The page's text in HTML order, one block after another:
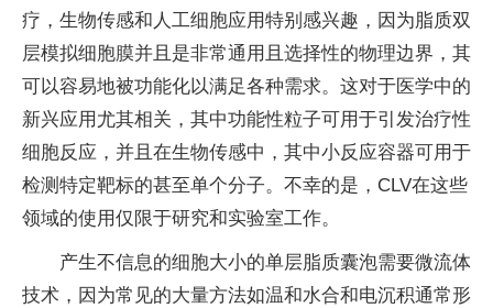
疗，生物传感和人工细胞应用特别感兴趣，因为脂质双
层模拟细胞膜并且是非常通用且选择性的物理边界，其
可以容易地被功能化以满足各种需求。这对于医学中的
新兴应用尤其相关，其中功能性粒子可用于引发治疗性
细胞反应，并且在生物传感中，其中小反应容器可用于
检测特定靶标的甚至单个分子。不幸的是，CLV在这些
领域的使用仅限于研究和实验室工作。
产生不信息的细胞大小的单层脂质囊泡需要微流体
技术，因为常见的大量方法如温和水合和电沉积通常形